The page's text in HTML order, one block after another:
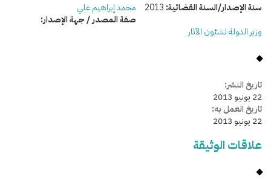
سنة الإصدار/السنة القضائية: 2013
محمد إبراهيم علي
صفة المصدر / جهة الإصدار:
وزير الدولة لشئون الآثار
تاريخ النشر:
22 يونيو 2013
تاريخ العمل به:
22 يونيو 2013
علاقات الوثيقة